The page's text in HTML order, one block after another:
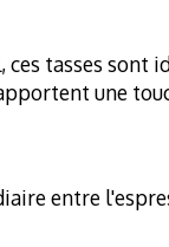
tasses sont
une
entre